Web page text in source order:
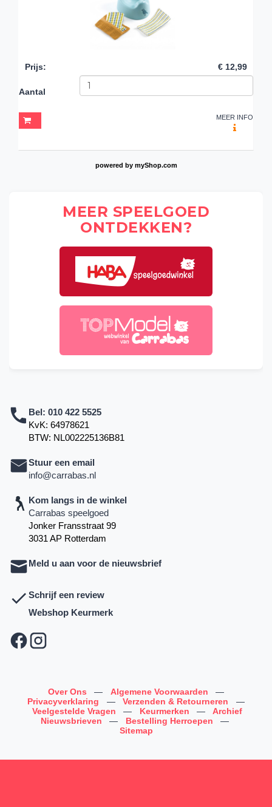
Prijs: € 12,99
Aantal
MEER INFO
powered by myShop.com
MEER SPEELGOED
ONTDEKKEN?
Bel: 010 422 5525
KvK: 64978621
BTW: NL002225136B81
Stuur een email
info@carrabas.nl
Kom langs in de winkel
Carrabas speelgoed
Jonker Fransstraat 99
3031 AP Rotterdam
Meld u aan voor de nieuwsbrief
Schrijf een review
Webshop Keurmerk
Over Ons — Algemene Voorwaarden
—
Privacyverklaring
— Verzenden & Retourneren
—
Veelgestelde Vragen
— Keurmerken —
Archief
Nieuwsbrieven
— Bestelling Herroepen
—
Sitemap